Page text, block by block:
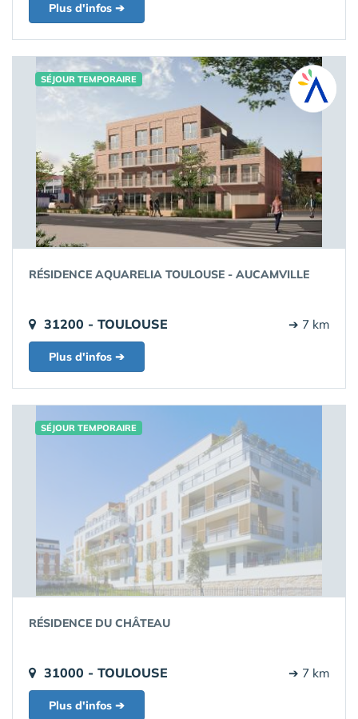
Plus d'infos ➔
SÉJOUR TEMPORAIRE
RÉSIDENCE AQUARELIA TOULOUSE - AUCAMVILLE
31200 - TOULOUSE ➔ 7 km
Plus d'infos ➔
SÉJOUR TEMPORAIRE
RÉSIDENCE DU CHÂTEAU
31000 - TOULOUSE ➔ 7 km
Plus d'infos ➔